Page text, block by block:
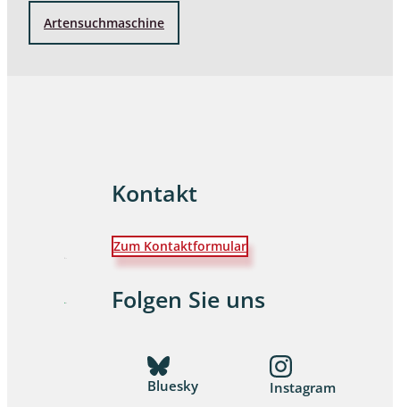
Artensuchmaschine
Kontakt
Zum Kontaktformular
Folgen Sie uns
Bluesky Instagram